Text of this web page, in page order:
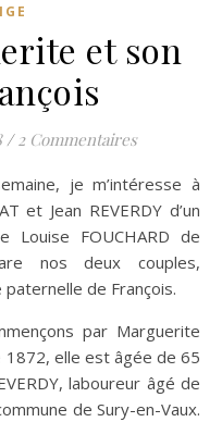
et son
/ 2 Commentaires
et Jean REVERDY d’un
Louise FOUCHARD de
nos deux couples,
de François.
par Marguerite
1872, elle est âgée de 65
laboureur âgé de
de Sury-en-Vaux.